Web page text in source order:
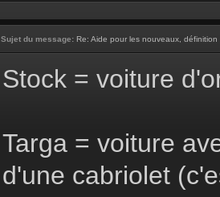
Sujet du message: Re: Aide pour les nouveaux,
Stock = voiture
Targa = voiture
d'une cabriolet